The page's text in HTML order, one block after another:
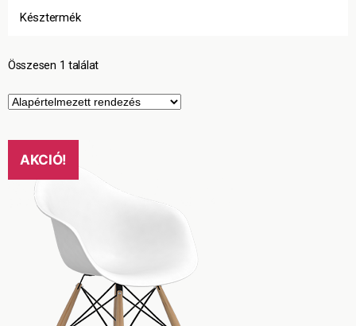
Késztermék
Összesen 1 találat
AKCIÓ!